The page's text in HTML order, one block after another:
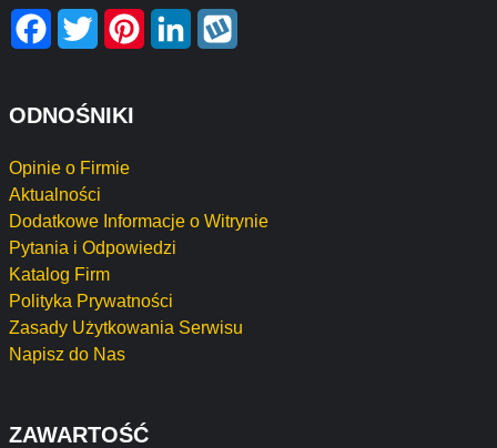
Facebook
Twitter PinterestLinkedIn
ODNOŚNIKI
Opinie o Firmie
Aktualności
Dodatkowe Informacje o Witrynie
Pytania i Odpowiedzi
Katalog Firm
Polityka Prywatności
Zasady Użytkowania Serwisu
Napisz do Nas
ZAWARTOŚĆ